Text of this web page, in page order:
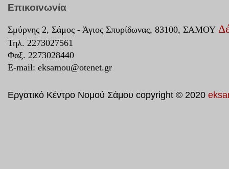
Επικοινωνία
Σμύρνης 2, Σάμος - Άγιος Σπυρίδωνας, 83100, ΣΑΜΟΥ
Τηλ. 2273027561
Φαξ. 2273028440
E-mail: eksamou@otenet.gr
Εργατικό Κέντρο Νομού Σάμου copyright © 2020